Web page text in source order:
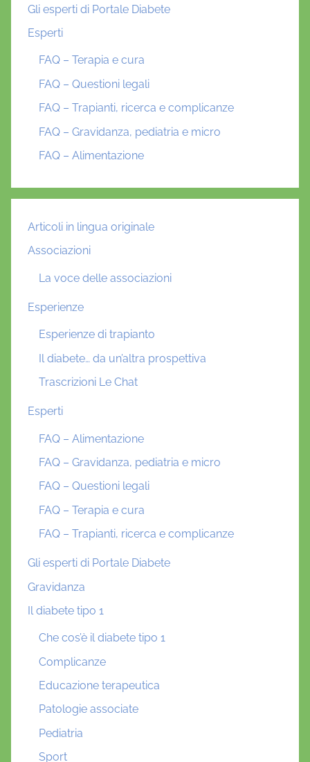
Gli esperti di Portale Diabete
Esperti
FAQ – Terapia e cura
FAQ – Questioni legali
FAQ – Trapianti, ricerca e complicanze
FAQ – Gravidanza, pediatria e micro
FAQ – Alimentazione
Articoli in lingua originale
Associazioni
La voce delle associazioni
Esperienze
Esperienze di trapianto
Il diabete… da un’altra prospettiva
Trascrizioni Le Chat
Esperti
FAQ – Alimentazione
FAQ – Gravidanza, pediatria e micro
FAQ – Questioni legali
FAQ – Terapia e cura
FAQ – Trapianti, ricerca e complicanze
Gli esperti di Portale Diabete
Gravidanza
Il diabete tipo 1
Che cos’è il diabete tipo 1
Complicanze
Educazione terapeutica
Patologie associate
Pediatria
Sport